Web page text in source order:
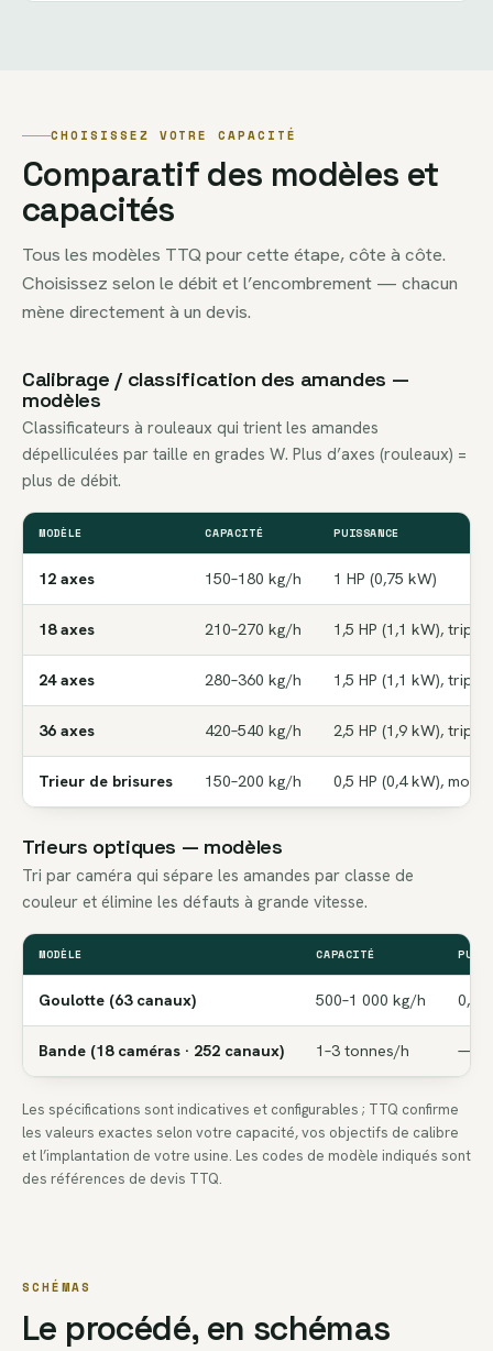
CHOISISSEZ VOTRE CAPACITÉ
Comparatif des modèles et
capacités
Tous les modèles TTQ pour cette étape, côte à côte.
Choisissez selon le débit et l’encombrement — chacun
mène directement à un devis.
Calibrage / classification des amandes —
modèles
Classificateurs à rouleaux qui trient les amandes
dépelliculées par taille en grades W. Plus d’axes (rouleaux) =
plus de débit.
MODÈLE CAPACITÉ PUISSANCE
12 axes 150–180 kg/h 1 HP (0,75 kW)
18 axes 210–270 kg/h 1,5 HP (1,1 kW),
24 axes 280–360 kg/h 1,5 HP (1,1 kW),
36 axes 420–540 kg/h 2,5 HP (1,9 kW),
Trieur de brisures 150–200 kg/h 0,5 HP (0,4 kW),
Trieurs optiques — modèles
Tri par caméra qui sépare les amandes par classe de
couleur et élimine les défauts à grande vitesse.
MODÈLE CAPACITÉ
Goulotte (63 canaux) 500–1 000 kg/h 0,8
Bande (18 caméras · 252 canaux) 1–3 tonnes/h —
Les spécifications sont indicatives et configurables ; TTQ confirme
les valeurs exactes selon votre capacité, vos objectifs de calibre
et l’implantation de votre usine. Les codes de modèle indiqués sont
des références de devis TTQ.
SCHÉMAS
Le procédé, en schémas